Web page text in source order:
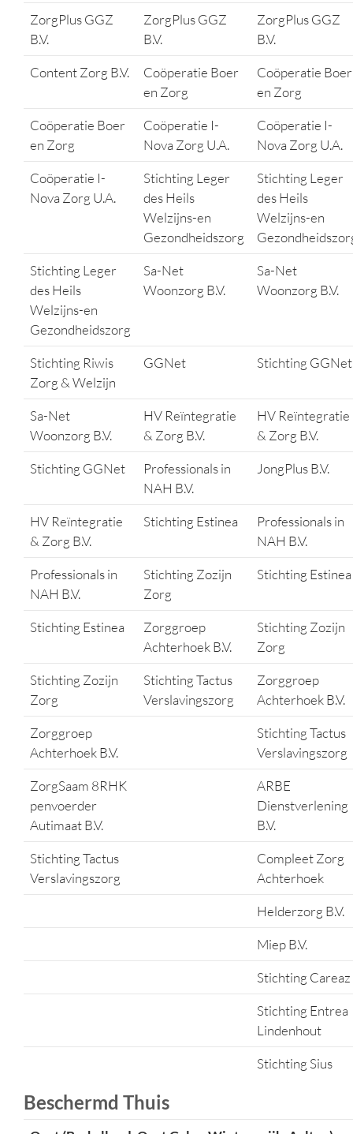
ZorgPlus GGZ
B.V.
ZorgPlus GGZ
B.V.
ZorgPlus GGZ
B.V.
Content Zorg B.V.
Coöperatie Boer
en Zorg
Coöperatie Boer
en Zorg
Coöperatie Boer
en Zorg
Coöperatie I-
Nova Zorg U.A.
Coöperatie I-
Nova Zorg U.A.
Coöperatie I-
Nova Zorg U.A.
Stichting Leger
des Heils
Welzijns-en
Gezondheidszorg
Stichting Leger
des Heils
Welzijns-en
Stichting Leger
des Heils
Welzijns-en
Gezondheidszorg
Sa-Net
Woonzorg B.V.
Sa-Net
Woonzorg B.V.
Stichting Riwis
Zorg & Welzijn
GGNet Stichting GGNet
Sa-Net
Woonzorg B.V.
HV Reïntegratie
& Zorg B.V.
HV Reïntegratie
& Zorg B.V.
Stichting GGNet
Professionals in
NAH B.V.
JongPlus B.V.
HV Reïntegratie
& Zorg B.V.
Stichting Estinea
Professionals in
NAH B.V.
Professionals in
NAH B.V.
Stichting Zozijn
Zorg
Stichting Estinea
Stichting Estinea
Zorggroep
Achterhoek B.V.
Stichting Zozijn
Zorg
Stichting Zozijn
Zorg
Stichting Tactus
Verslavingszorg
Zorggroep
Achterhoek B.V.
Zorggroep
Achterhoek B.V.
Stichting Tactus
Verslavingszorg
ZorgSaam 8RHK
penvoerder
Autimaat B.V.
ARBE
Dienstverlening
B.V.
Stichting Tactus
Verslavingszorg
Compleet Zorg
Achterhoek
Helderzorg B.V.
Miep B.V.
Stichting Careaz
Stichting Entrea
Lindenhout
Stichting Sius
Beschermd Thuis